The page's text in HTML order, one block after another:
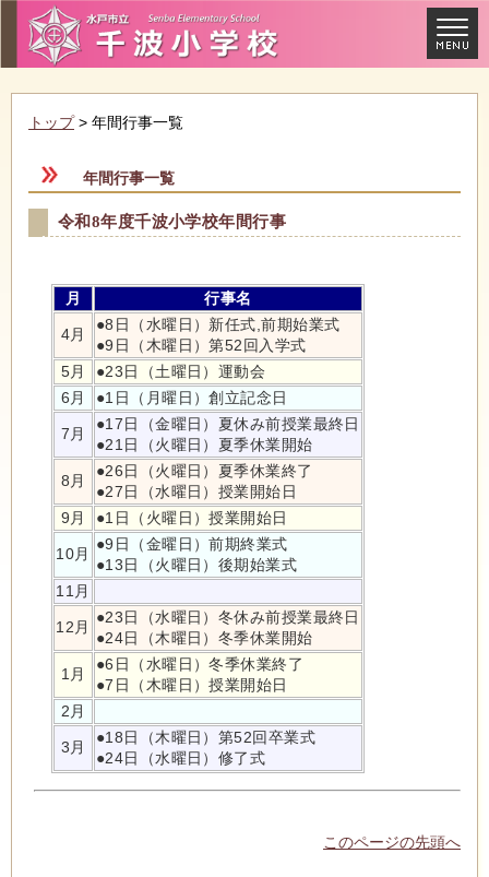
トップ> 年間行事一覧
年間行事一覧
令和8年度千波小学校年間行事
月 行事名
4月
●8日（水曜日）新任式,前期始業式
●9日（木曜日）第52回入学式
5月
●23日（土曜日）運動会
6月
●1日（月曜日）創立記念日
7月
●17日（金曜日）夏休み前授業最終日
●21日（火曜日）夏季休業開始
8月
●26日（火曜日）夏季休業終了
●27日（水曜日）授業開始日
9月
●1日（火曜日）授業開始日
10月
●9日（金曜日）前期終業式
●13日（火曜日）後期始業式
11月
12月
●23日（水曜日）冬休み前授業最終日
●24日（木曜日）冬季休業開始
1月
●6日（水曜日）冬季休業終了
●7日（木曜日）授業開始日
2月
3月
●18日（木曜日）第52回卒業式
●24日（水曜日）修了式
このページの先頭へ